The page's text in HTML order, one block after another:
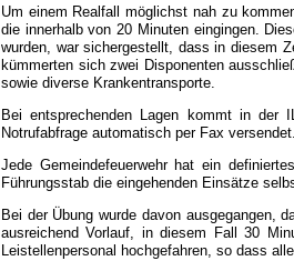
Um einem Realfall möglichst nah zu
die innerhalb von 20 Minuten eingingen.
wurden, war sichergestellt, dass in diesem
kümmerten sich zwei Disponenten
sowie diverse Krankentransporte.
Bei entsprechenden Lagen kommt in der
Notrufabfrage automatisch per Fax
Jede Gemeindefeuerwehr hat ein
Führungsstab die eingehenden Einsätze
Bei der Übung wurde davon ausgegangen,
ausreichend Vorlauf, in diesem Fall 30
Leistellenpersonal hochgefahren, so dass